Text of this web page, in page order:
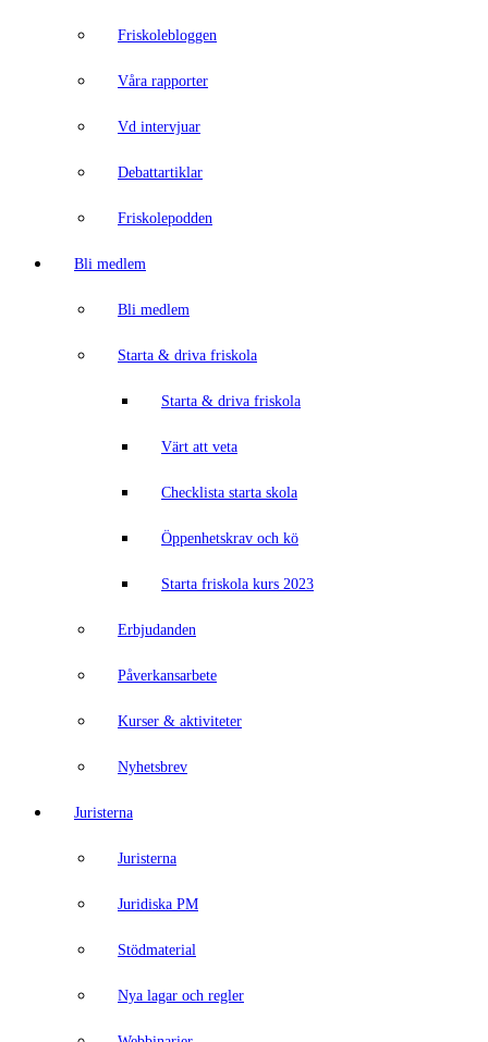
Friskolebloggen
Våra rapporter
Vd intervjuar
Debattartiklar
Friskolepodden
Bli medlem
Bli medlem
Starta & driva friskola
Starta & driva friskola
Värt att veta
Checklista starta skola
Öppenhetskrav och kö
Starta friskola kurs 2023
Erbjudanden
Påverkansarbete
Kurser & aktiviteter
Nyhetsbrev
Juristerna
Juristerna
Juridiska PM
Stödmaterial
Nya lagar och regler